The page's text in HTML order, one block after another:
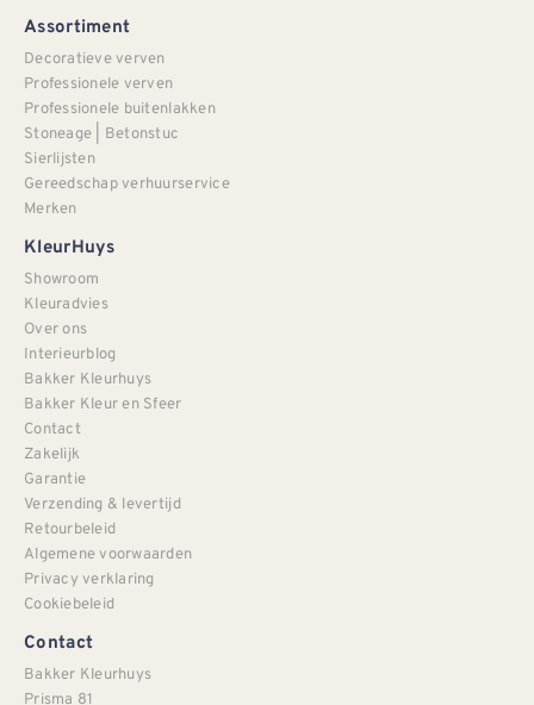
Assortiment
Decoratieve verven
Professionele verven
Professionele buitenlakken
Stoneage | Betonstuc
Sierlijsten
Gereedschap verhuurservice
Merken
KleurHuys
Showroom
Kleuradvies
Over ons
Interieurblog
Bakker Kleurhuys
Bakker Kleur en Sfeer
Contact
Zakelijk
Garantie
Verzending & levertijd
Retourbeleid
Algemene voorwaarden
Privacy verklaring
Cookiebeleid
Contact
Bakker Kleurhuys
Prisma 81